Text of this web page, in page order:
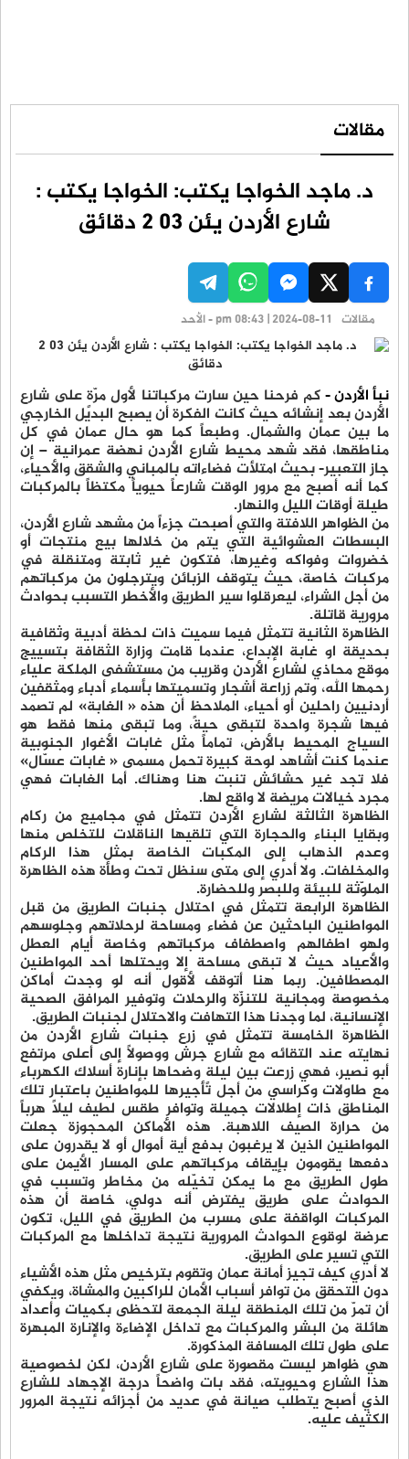
مقالات
د. ماجد الخواجا يكتب: الخواجا يكتب :
شارع الأردن يئن 03 2 دقائق
مقالات pm 08:43 | 2024-08-11 - الأحد
نبأ الأردن -كم فرحنا حين سارت مركباتنا لأول مرّةٍ على شارع
الأردن بعد إنشائه حيث كانت الفكرة أن يصبح البديل الخارجي
ما بين عمان والشمال. وطبعاً كما هو حال عمان في كل
مناطقها، فقد شهد محيط شارع الأردن نهضة عمرانية – إن
جاز التعبير- بحيث امتلأت فضاءاته بالمباني والشقق والأحياء،
كما أنه أصبح مع مرور الوقت شارعاً حيوياً مكتظاً بالمركبات
طيلة أوقات الليل والنهار.
من الظواهر اللافتة والتي أصبحت جزءاً من مشهد شارع الأردن،
البسطات العشوائية التي يتم من خلالها بيع منتجات أو
خضروات وفواكه وغيرها، فتكون غير ثابتة ومتنقلة في
مركبات خاصة، حيث يتوقف الزبائن ويترجلون من مركباتهم
من أجل الشراء، ليعرقلوا سير الطريق والأخطر التسبب بحوادث
مرورية قاتلة.
الظاهرة الثانية تتمثل فيما سميت ذات لحظة أدبية وثقافية
بحديقة او غابة الإبداع، عندما قامت وزارة الثقافة بتسييج
موقع محاذي لشارع الأردن وقريب من مستشفى الملكة علياء
رحمها الله، وتم زراعة أشجار وتسميتها بأسماء أدباء ومثقفين
أردنيين راحلين أو أحياء، الملاحظ أن هذه « الغابة» لم تصمد
فيها شجرة واحدة لتبقى حيةً، وما تبقى منها فقط هو
السياج المحيط بالأرض، تماماً مثل غابات الأغوار الجنوبية
عندما كنت أشاهد لوحة كبيرة تحمل مسمى « غابات عسّال»
فلا تجد غير حشائش تنبت هنا وهناك. أما الغابات فهي
مجرد خيالات مريضة لا واقع لها.
الظاهرة الثالثة لشارع الأردن تتمثل في مجاميع من ركام
وبقايا البناء والحجارة التي تلقيها الناقلات للتخلص منها
وعدم الذهاب إلى المكبات الخاصة بمثل هذا الركام
والمخلفات. ولا أدري إلى متى سنظل تحت وطأة هذه الظاهرة
الملوّثة للبيئة وللبصر وللحضارة.
الظاهرة الرابعة تتمثل في احتلال جنبات الطريق من قبل
المواطنين الباحثين عن فضاء ومساحة لرحلاتهم وجلوسهم
ولهو اطفالهم واصطفاف مركباتهم وخاصة أيام العطل
والأعياد حيث لا تبقى مساحة إلا ويحتلها أحد المواطنين
المصطافين. ربما هنا أتوقف لأقول أنه لو وجدت أماكن
مخصوصة ومجانية للتنزّة والرحلات وتوفير المرافق الصحية
الإنسانية، لما وجدنا هذا التهافت والاحتلال لجنبات الطريق.
الظاهرة الخامسة تتمثل في زرع جنبات شارع الأردن من
نهايته عند التقائه مع شارع جرش ووصولاً إلى أعلى مرتفع
أبو نصير، فهي زرعت بين ليلةٍ وضحاها بإنارة أسلاك الكهرباء
مع طاولات وكراسي من أجل تأجيرها للمواطنين باعتبار تلك
المناطق ذات إطلالات جميلة وتوافر طقس لطيف ليلاً هرباً
من حرارة الصيف اللاهبة. هذه الأماكن المحجوزة جعلت
المواطنين الذين لا يرغبون بدفع أية أموال أو لا يقدرون على
دفعها يقومون بإيقاف مركباتهم على المسار الأيمن على
طول الطريق مع ما يمكن تخيّله من مخاطر وتسبب في
الحوادث على طريق يفترض أنه دولي، خاصة أن هذه
المركبات الواقفة على مسرب من الطريق في الليل، تكون
عرضة لوقوع الحوادث المرورية نتيجة تداخلها مع المركبات
التي تسير على الطريق.
لا أدري كيف تجيز أمانة عمان وتقوم بترخيص مثل هذه الأشياء
دون التحقق من توافر أسباب الأمان للراكبين والمشاة، ويكفي
أن تمرّ من تلك المنطقة ليلة الجمعة لتحظى بكميات وأعداد
هائلة من البشر والمركبات مع تداخل الإضاءة والإنارة المبهرة
على طول تلك المسافة المذكورة.
هي ظواهر ليست مقصورة على شارع الأردن، لكن لخصوصية
هذا الشارع وحيويته، فقد بات واضحاً درجة الإجهاد للشارع
الذي أصبح يتطلب صيانة في عديد من أجزائه نتيجة المرور
الكثيف عليه.